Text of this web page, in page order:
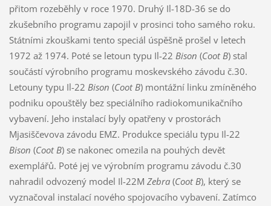
přitom rozeběhly v roce 1970. Druhý Il-18D-36 se do
zkušebního programu zapojil v prosinci toho samého roku.
Státními zkouškami tento speciál úspěšně prošel v letech
1972 až 1974. Poté se letoun typu Il-22 Bison (Coot B) stal
součástí výrobního programu moskevského závodu č.30.
Letouny typu Il-22 Bison (Coot B) montážní linku zmíněného
podniku opouštěly bez speciálního radiokomunikačního
vybavení. Jeho instalací byly opatřeny v prostorách
Mjasiščevova závodu EMZ. Produkce speciálu typu Il-22
Bison (Coot B) se nakonec omezila na pouhých devět
exemplářů. Poté jej ve výrobním programu závodu č.30
nahradil odvozený model Il-22M Zebra (Coot B), který se
vyznačoval instalací nového spojovacího vybavení. Zatímco